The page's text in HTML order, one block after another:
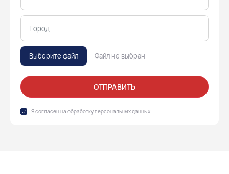
Выберите файл Файл не выбран
ОТПРАВИТЬ
Я согласен на обработкуперсональных данных